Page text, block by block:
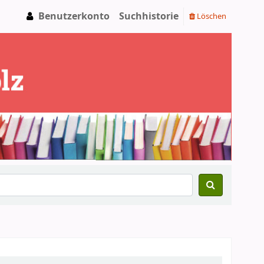
Benutzerkonto Suchhistorie Löschen